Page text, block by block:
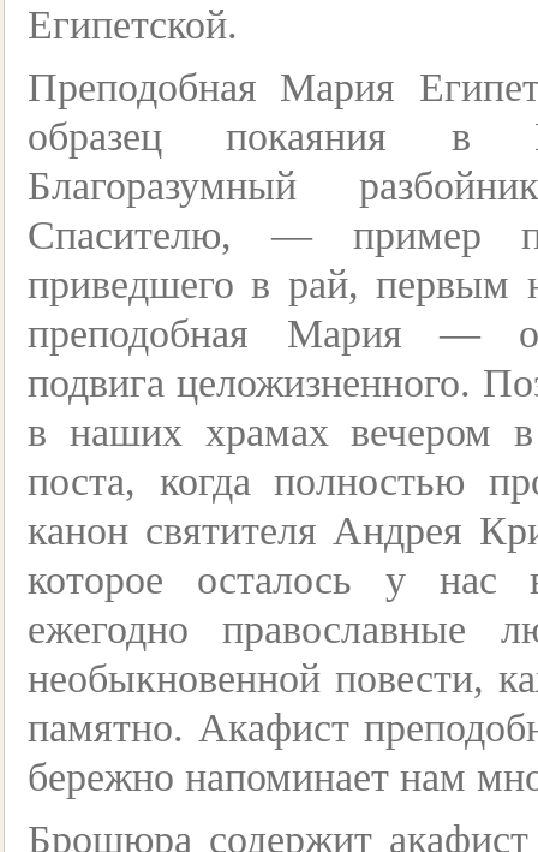
Египетской.
Преподобная Мария
образец покаяния в
Благоразумный
Спасителю, — пример
приведшего в рай, первым
преподобная Мария —
подвига целожизненного.
в наших храмах вечером
поста, когда полностью
канон святителя Андрея
которое осталось у нас
ежегодно православные
необыкновенной повести,
памятно. Акафист
бережно напоминает нам
Брошюра содержит